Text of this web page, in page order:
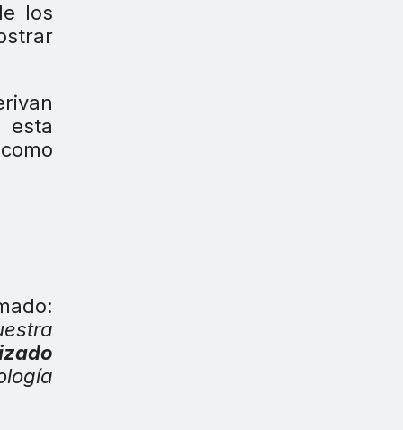
los
esta